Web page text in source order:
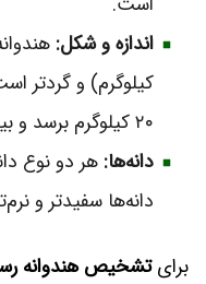
اندازه و شکل:
کیلوگرم) و گردتر
۲۰ کیلوگرم برسد و بیضی باشد.
دانه‌ها: هر دو نوع
دانه‌ها سفیدتر و
برایتشخیص هندوانه